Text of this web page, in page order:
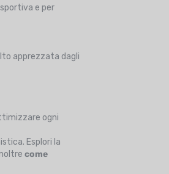
e per
apprezzata dagli
ogni
Esplori la
come